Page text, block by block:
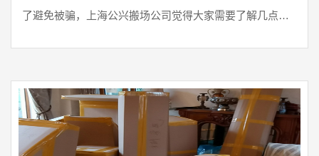
了避免被骗，上海公兴搬场公司觉得大家需要了解几点必
惕。这可能是一种骗局，他们可能会在搬家过程中收取额
外费用。最好选择价格合理的搬家公司，并在签署合同之
前确认所有费用。 第二点：选择正规的搬家公司 在选择搬
家公司时，你应该选择正规的公司。这些公司通 ...